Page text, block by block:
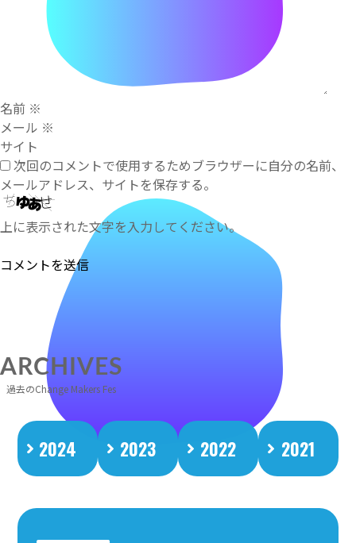
名前 ※
メール ※
サイト
次回のコメントで使用するためブラウザーに自分の名前、
メールアドレス、サイトを保存する。
上に表示された文字を入力してください。
ARCHIVES
過去のChange Makers Fes
2024 2023 2022 2021